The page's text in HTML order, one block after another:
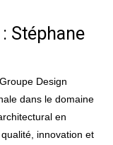
Stéphane
Design
dans le domaine
en
innovation et